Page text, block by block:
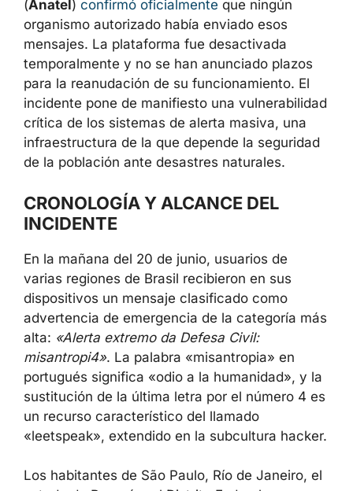
mensajes. La plataforma fue desactivada
temporalmente y no se han anunciado plazos
para la reanudación de su funcionamiento. El
incidente pone de manifiesto una
vulnerabilidad crítica de los sistemas de alerta
masiva, una infraestructura de la que
depende la seguridad de la población ante
desastres naturales.
CRONOLOGÍA Y ALCANCE DEL
INCIDENTE
varias regiones de Brasil recibieron en sus
dispositivos un mensaje clasificado como
advertencia de emergencia de la categoría
más alta:«Alerta extremo da Defesa Civil:
misantropi4». La palabra «misantropia» en
portugués significa «odio a la humanidad», y
la sustitución de la última letra por el número
4 es un recurso característico del llamado
«leetspeak», extendido en la subcultura
hacker.
Los habitantes de São Paulo, Río de Janeiro,